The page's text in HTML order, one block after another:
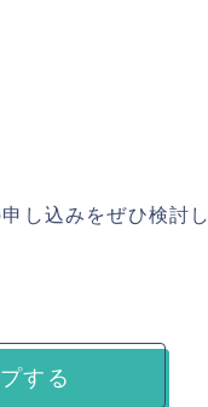
し込みをぜひ検討し
する